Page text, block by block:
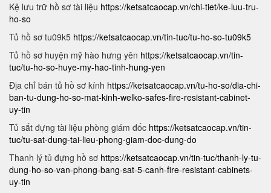
Kệ lưu trữ hồ sơ tài liệu https://ketsatcaocap.vn/chi-tiet/ke-luu-tru-
ho-so
Tủ hồ sơ tu09k5 https://ketsatcaocap.vn/tin-tuc/tu-ho-so-tu09k5
Tủ hồ sơ huyện mỹ hào hưng yên https://ketsatcaocap.vn/tin-
tuc/tu-ho-so-huye-my-hao-tinh-hung-yen
Địa chỉ bán tủ hồ sơ kính https://ketsatcaocap.vn/tu-ho-so/dia-chi-
ban-tu-dung-ho-so-mat-kinh-welko-safes-fire-resistant-cabinet-
uy-tin
Tủ sắt đựng tài liệu phòng giám đốc https://ketsatcaocap.vn/tin-
tuc/tu-sat-dung-tai-lieu-phong-giam-doc-dung-do
Thanh lý tủ đựng hồ sơ https://ketsatcaocap.vn/tin-tuc/thanh-ly-tu-
dung-ho-so-van-phong-bang-sat-5-canh-fire-resistant-cabinets-
uy-tin